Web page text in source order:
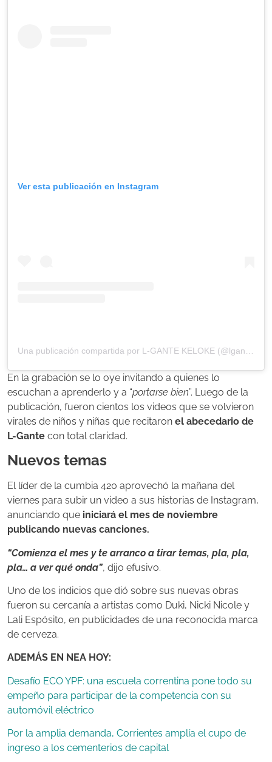
Ver esta publicación en Instagram
En la grabación se lo oye invitando a quienes lo
escuchan a aprenderlo y a “portarse bien”. Luego de la
publicación, fueron cientos los videos que se volvieron
virales de niños y niñas que recitaron el abecedario de
L-Gante con total claridad.
Nuevos temas
El líder de la cumbia 420 aprovechó la mañana del
viernes para subir un video a sus historias de Instagram,
anunciando que iniciará el mes de noviembre
publicando nuevas canciones.
“Comienza el mes y te arranco a tirar temas, pla, pla,
pla… a ver qué onda”, dijo efusivo.
Uno de los indicios que dió sobre sus nuevas obras
fueron su cercanía a artistas como Duki, Nicki Nicole y
Lali Espósito, en publicidades de una reconocida marca
de cerveza.
ADEMÁS EN NEA HOY:
Desafío ECO YPF: una escuela correntina pone todo su
empeño para participar de la competencia con su
automóvil eléctrico
Por la amplia demanda, Corrientes amplía el cupo de
ingreso a los cementerios de capital